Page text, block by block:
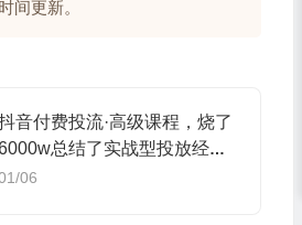
间更新。
音付费投流·高级课程，烧了
总结了实战型投放经
，助你快速起飞
06